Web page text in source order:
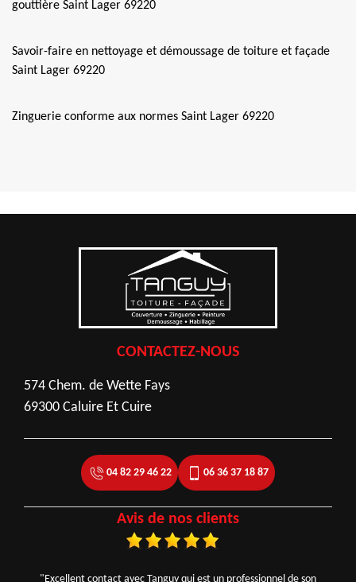
gouttière Saint Lager 69220
Savoir-faire en nettoyage et démoussage de toiture et façade
Saint Lager 69220
Zinguerie conforme aux normes Saint Lager 69220
CONTACTEZ-NOUS
574 Chem. de Wette Fays
69300 Caluire Et Cuire
04 82 29 46 22 06 36 37 18 87
Avis de nos clients
"Excellent contact avec Tanguy qui est un professionnel de son